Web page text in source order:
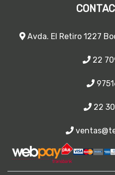
Avda. El Retiro 1227
22
22